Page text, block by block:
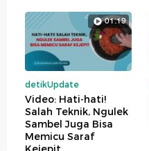
01:19
detikUpdate
Video: Hati-hati!
Salah Teknik, Ngulek
Sambel Juga Bisa
Memicu Saraf